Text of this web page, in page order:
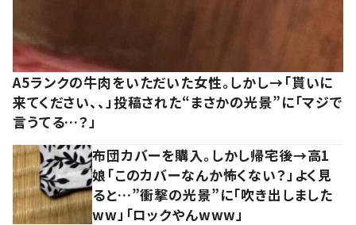
A5ランクの牛肉をいただいた女性。しかし→「貰いに
来てください、、」投稿された“まさかの光景”に「マジで
言うてる…？」
布団カバーを購入。しかし帰宅後→高1
娘「このカバーなんか怖くない？」よく見
ると…”衝撃の光景”に「吹き出しました
ww」「ロックやんwww」